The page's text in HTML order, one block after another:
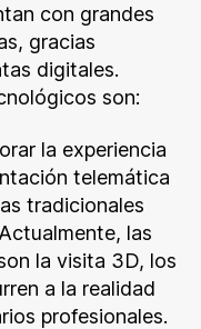
con grandes
gracias
digitales.
son:
la experiencia
telemática
tradicionales
las
la visita 3D, los
a la realidad
profesionales.